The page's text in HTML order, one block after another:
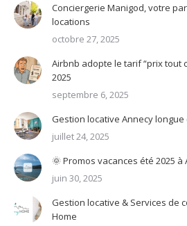
Conciergerie Manigod, votre
locations
octobre 27, 2025
Airbnb adopte le tarif “prix tout
2025
septembre 6, 2025
Gestion locative Annecy
juillet 24, 2025
🌞 Promos vacances été 2025 à
juin 30, 2025
Gestion locative & Services de
Home